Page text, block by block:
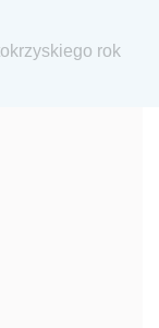
Nauki
Morskiej
rok